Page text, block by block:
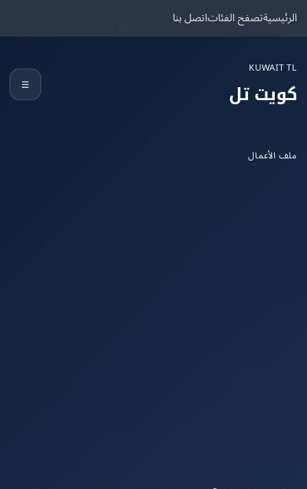
تصفح الفئاتاتصل بنا
تل